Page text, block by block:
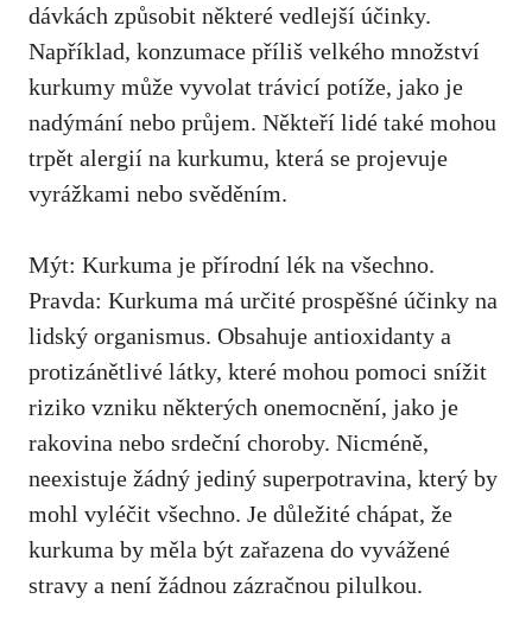
dávkách ⁤způsobit ‍některé vedlejší⁤ účinky.
⁣Například, konzumace ‍příliš velkého množství⁣
kurkumy může vyvolat trávicí potíže, ‌jako je
nadýmání nebo průjem. Někteří lidé také mohou
trpět‍ alergií na kurkumu, která se projevuje‌
vyrážkami nebo svěděním.
Mýt: Kurkuma je přírodní lék ‌na všechno.
Pravda: Kurkuma​ má určité prospěšné účinky na
lidský‍ organismus. Obsahuje antioxidanty a
protizánětlivé látky, které mohou pomoci snížit
riziko ​vzniku některých onemocnění, ​jako je
rakovina nebo srdeční choroby. Nicméně,​
neexistuje ​žádný jediný superpotravina, který by
mohl ⁤vyléčit všechno. Je důležité ​chápat, že
kurkuma by měla být ⁤zařazena do‌ vyvážené ​
stravy a není žádnou zázračnou pilulkou.